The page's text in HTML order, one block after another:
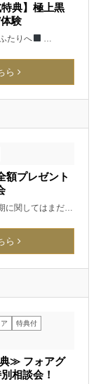
典】極上黒
験
たりへ
ら
額プレゼント
に関してはまだ…
ら
特典付
≫ フォアグ
相談会！